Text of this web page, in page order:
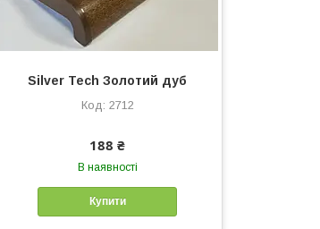
Silver Tech Золотий дуб
2712
188 ₴
В наявності
Купити